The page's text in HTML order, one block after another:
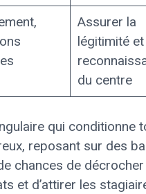
Assurer la
légitimité et
du centre
qui conditionne
reposant sur des
chances de décrocher
et d’attirer les